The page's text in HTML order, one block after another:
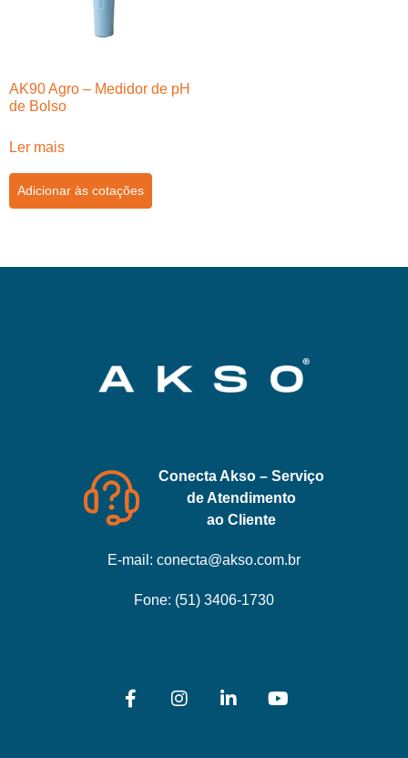
AK90 Agro – Medidor de pH
de Bolso
Ler mais
Adicionar às cotações
Conecta Akso – Serviço
de Atendimento
ao Cliente
E-mail: conecta@akso.com.br
Fone: (51) 3406-1730